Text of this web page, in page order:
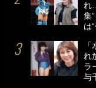
れ
集
は
れ
ラ
与